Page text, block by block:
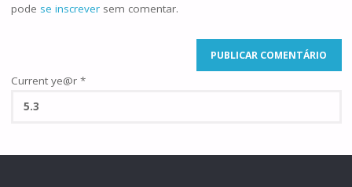
pode se inscreversem comentar.
Current ye@r *